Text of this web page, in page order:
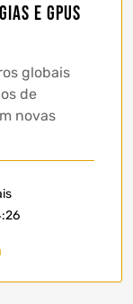
e GPUs
globais
de
novas